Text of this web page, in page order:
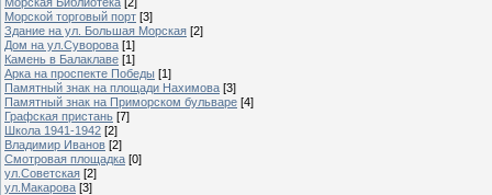
Морской торговый порт [3]
Здание на ул. Большая Морская [2]
Дом на ул.Суворова [1]
Камень в Балаклаве [1]
Арка на проспекте Победы [1]
Памятный знак на площади Нахимова [3]
Памятный знак на Приморском бульваре [4]
Графская пристань [7]
Школа 1941-1942 [2]
Владимир Иванов [2]
Смотровая площадка [0]
ул.Советская [2]
ул.Макарова [3]